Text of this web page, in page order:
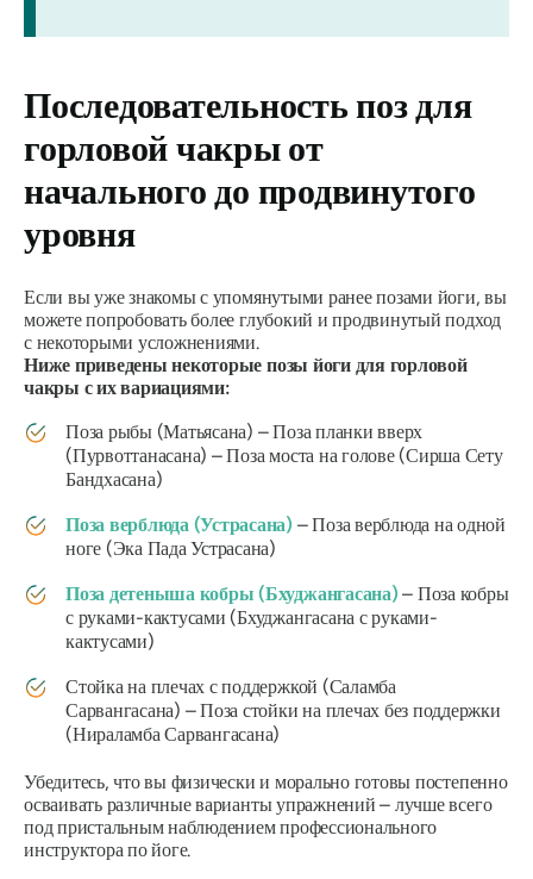
Последовательность поз для
горловой чакры от
начального до продвинутого
уровня
Если вы уже знакомы с упомянутыми ранее позами йоги, вы
можете попробовать более глубокий и продвинутый подход
с некоторыми усложнениями.
Ниже приведены некоторые позы йоги для горловой
чакры с их вариациями:
Поза рыбы (Матьясана) – Поза планки вверх
(Пурвоттанасана) – Поза моста на голове (Сирша Сету
Бандхасана)
Поза верблюда (Устрасана) – Поза верблюда на одной
ноге (Эка Пада Устрасана)
Поза детеныша кобры (Бхуджангасана) – Поза кобры
с руками-кактусами (Бхуджангасана с руками-
кактусами)
Стойка на плечах с поддержкой (Саламба
Сарвангасана) – Поза стойки на плечах без поддержки
(Нираламба Сарвангасана)
Убедитесь, что вы физически и морально готовы постепенно
осваивать различные варианты упражнений – лучше всего
под пристальным наблюдением профессионального
инструктора по йоге.